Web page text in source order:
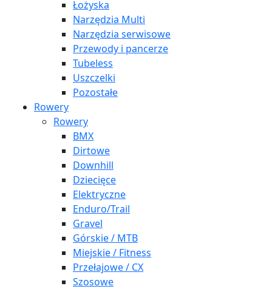
Łożyska
Narzędzia Multi
Narzędzia serwisowe
Przewody i pancerze
Tubeless
Uszczelki
Pozostałe
Rowery
Rowery
BMX
Dirtowe
Downhill
Dziecięce
Elektryczne
Enduro/Trail
Gravel
Górskie / MTB
Miejskie / Fitness
Przełajowe / CX
Szosowe